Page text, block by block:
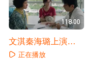
118:00
文淇秦海璐上演母
女欢喜冤家
正在播放